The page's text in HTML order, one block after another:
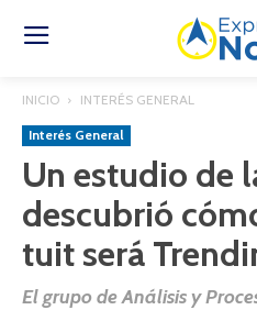
INICIO INTERÉS GENERAL
Interés General
Un estudio de
descubrió
tuit será
El grupo de Análisis y